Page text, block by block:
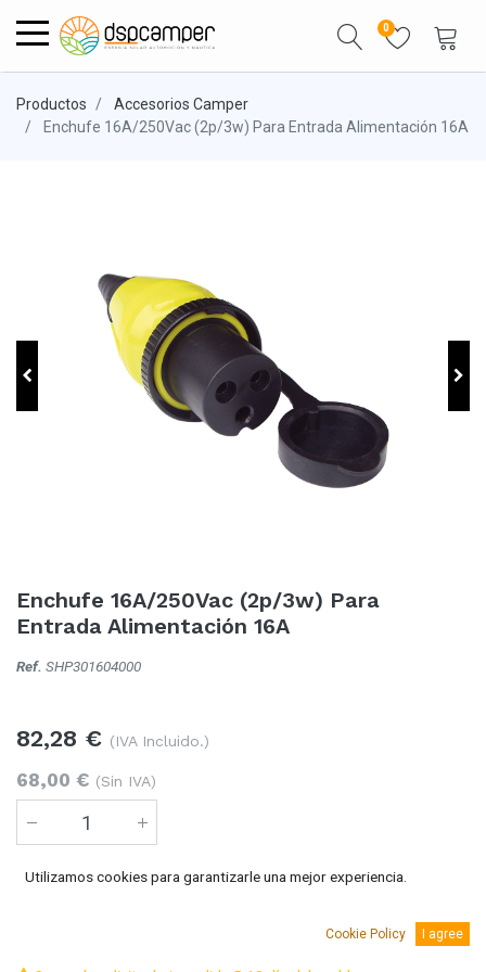
0
Productos
Accesorios Camper
Enchufe 16A/250Vac (2p/3w) Para Entrada Alimentación 16A
Enchufe 16A/250Vac (2p/3w) Para
Entrada Alimentación 16A
Ref. SHP301604000
82,28 € (IVA Incluido.)
68,00 € (Sin IVA)
Añadir al carro
Utilizamos cookies para garantizarle una mejor experiencia.
Cookie Policy I agree